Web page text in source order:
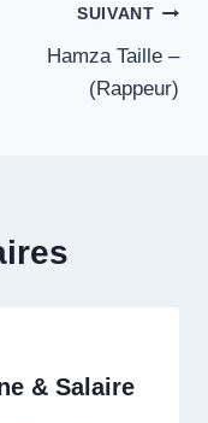
SUIVANT
Hamza Taille –
(Rappeur)
& Salaire